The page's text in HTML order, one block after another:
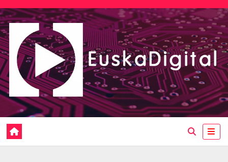
Saltar
al
contenido